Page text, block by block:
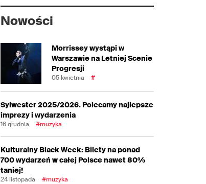
Nowości
Morrissey wystąpi w
Warszawie na Letniej Scenie
Progresji
05 kwietnia #
Sylwester 2025/2026. Polecamy najlepsze
imprezy i wydarzenia
16 grudnia #muzyka
Kulturalny Black Week: Bilety na ponad
700 wydarzeń w całej Polsce nawet 80%
taniej!
24 listopada #muzyka